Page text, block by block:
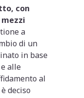
con
a
di un
in base
alle
al
deciso